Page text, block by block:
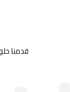
قدمنا